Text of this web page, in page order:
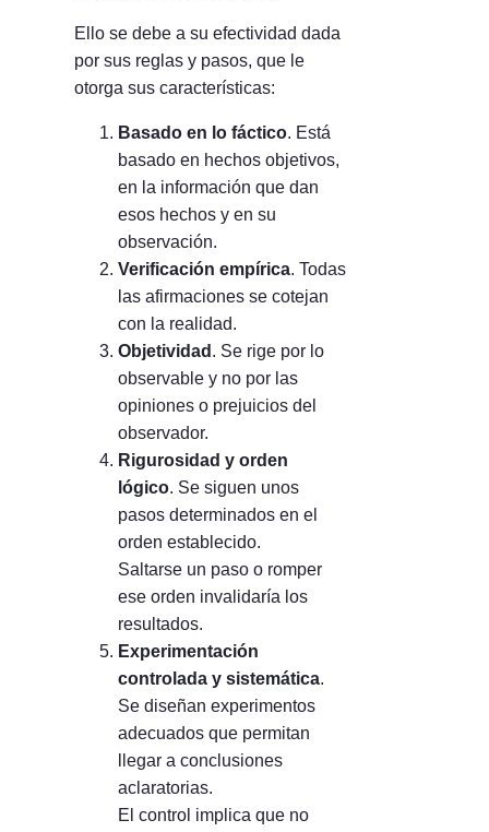
Ello se debe a su efectividad dada
por sus reglas y pasos, que le
otorga sus características:
Basado en lo fáctico. Está
basado en hechos objetivos,
en la información que dan
esos hechos y en su
observación.
Verificación empírica. Todas
las afirmaciones se cotejan
con la realidad.
Objetividad . Se rige por lo
observable y no por las
opiniones o prejuicios del
observador.
Rigurosidad y orden
lógico. Se siguen unos
pasos determinados en el
orden establecido.
Saltarse un paso o romper
ese orden invalidaría los
resultados.
Experimentación
controlada y sistemática.
Se diseñan experimentos
adecuados que permitan
llegar a conclusiones
aclaratorias.
El control implica que no